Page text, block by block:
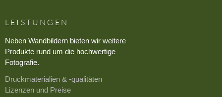
LEISTUNGEN
Neben Wandbildern bieten wir weitere
Produkte rund um die hochwertige
Fotografie.
Druckmaterialien & -qualitäten
Lizenzen und Preise